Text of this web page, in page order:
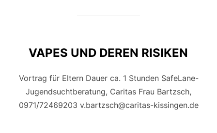
VAPES UND DEREN RISIKEN
Vortrag für Eltern Dauer ca. 1 Stunden SafeLane-
Jugendsuchtberatung, Caritas Frau Bartzsch,
0971/72469203 v.bartzsch@caritas-kissingen.de